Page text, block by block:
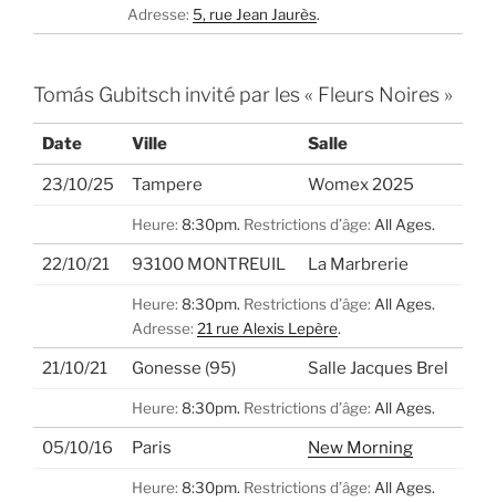
Adresse: 5, rue Jean Jaurès.
Tomás Gubitsch invité par les « Fleurs Noires »
Date Ville Salle
23/10/25 Tampere Womex 2025
Heure: 8:30pm. Restrictions d’âge: All Ages.
22/10/21 93100 MONTREUIL La Marbrerie
Heure: 8:30pm. Restrictions d’âge: All Ages.
Adresse: 21 rue Alexis Lepère.
21/10/21 Gonesse (95) Salle Jacques Brel
Heure: 8:30pm. Restrictions d’âge: All Ages.
05/10/16 Paris New Morning
Heure: 8:30pm. Restrictions d’âge: All Ages.